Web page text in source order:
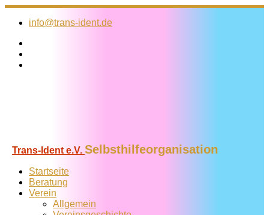
Zum
Inhalt
info@trans-ident.de
Trans-Ident e.V. Selbsthilfeorganisation
Startseite
Beratung
Verein
Allgemein